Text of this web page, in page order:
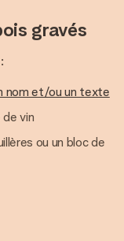
gravés
nom et/ou un texte
vin
ou un bloc de